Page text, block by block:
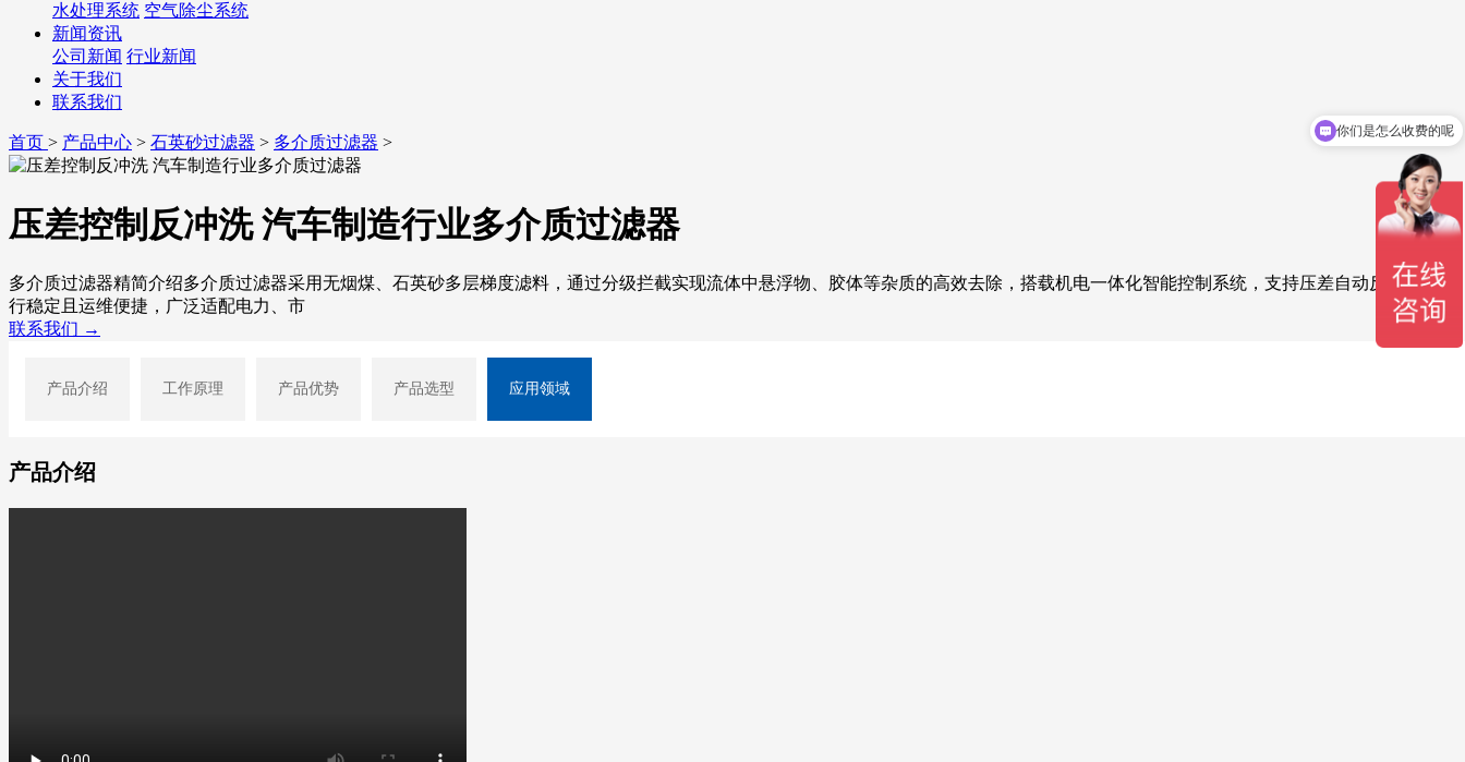
水处理系统 空气除尘系统
新闻资讯
公司新闻 行业新闻
关于我们
联系我们
首页 > 产品中心 > 石英砂过滤器 > 多介质过滤器 >
压差控制反冲洗 汽车制造行业多介质过滤器
多介质过滤器精简介绍多介质过滤器采用无烟煤、石英砂多层梯度滤料，通过分级拦截实现流体中悬浮物、胶体等杂质的高效去除，搭载机电一体化智能控制系统，支持压差自动反冲洗，运
行稳定且运维便捷，广泛适配电力、市
联系我们 →
产品介绍 工作原理 产品优势 产品选型 应用领域
产品介绍
现在有优惠活动吗